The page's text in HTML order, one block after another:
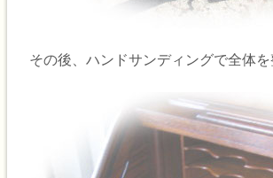
その後、ハンドサンディングで全体